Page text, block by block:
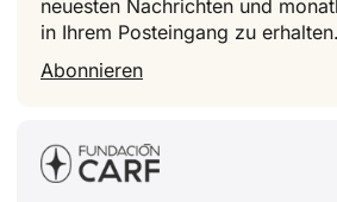
neuesten Nachrichten und
in Ihrem Posteingang zu erhalten.
Abonnieren